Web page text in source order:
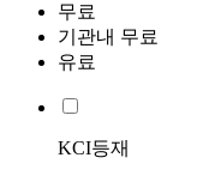
무료
기관내 무료
유료
KCI등재